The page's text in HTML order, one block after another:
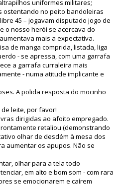
uniformes militares;
ostentando no peito bandoleiras
45 – jogavam disputado jogo de
o nosso herói se acercava do
mais a expectativa.
de manga comprida, listada, liga
- se apressa, com uma garrafa
a garrafa curraleira mais
- numa atitude implicante e
A polida resposta do mocinho
leite, por favor!
dirigidas ao afoito empregado.
retaliou (demonstrando
olhar de desdém à mesa dos
aumentar os apupos. Não se
olhar para a tela todo
em alto e bom som - com rara
se emocionarem e caírem